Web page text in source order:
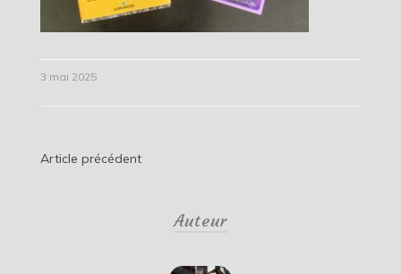
3 mai 2025
Navigation
Article précédent
Auteur